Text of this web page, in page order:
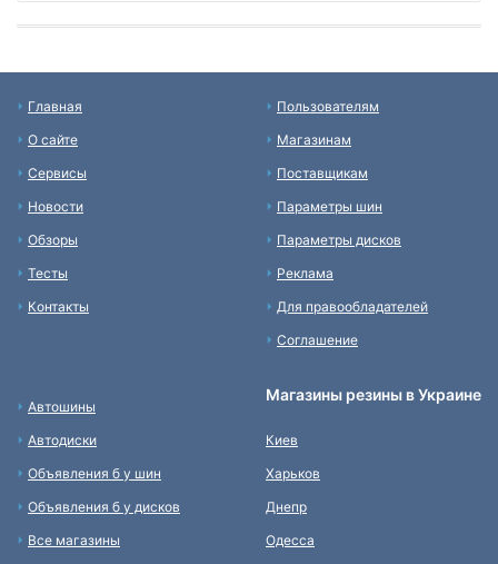
Главная
О сайте
Сервисы
Новости
Обзоры
Тесты
Контакты
Пользователям
Магазинам
Поставщикам
Параметры шин
Параметры дисков
Реклама
Для правообладателей
Соглашение
Автошины
Автодиски
Объявления б у шин
Объявления б у дисков
Все магазины
Магазины резины в Украине
Киев
Харьков
Днепр
Одесса